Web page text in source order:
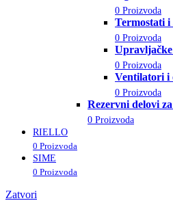
0 Proizvoda
Termostati i
0 Proizvoda
0 Proizvoda
Ventilatori i
0 Proizvoda
Rezervni delovi
0 Proizvoda
RIELLO
0 Proizvoda
SIME
0 Proizvoda
Zatvori